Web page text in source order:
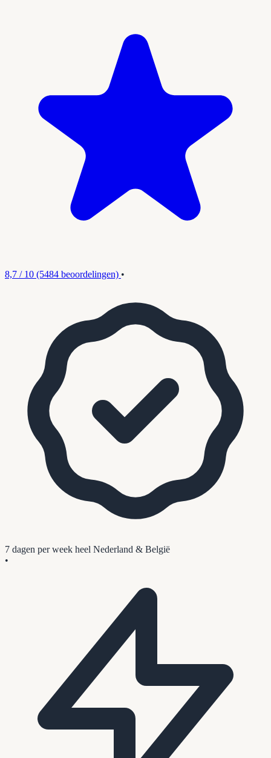
8,7 / 10 (5484 beoordelingen) •
7 dagen per week heel Nederland & België
•